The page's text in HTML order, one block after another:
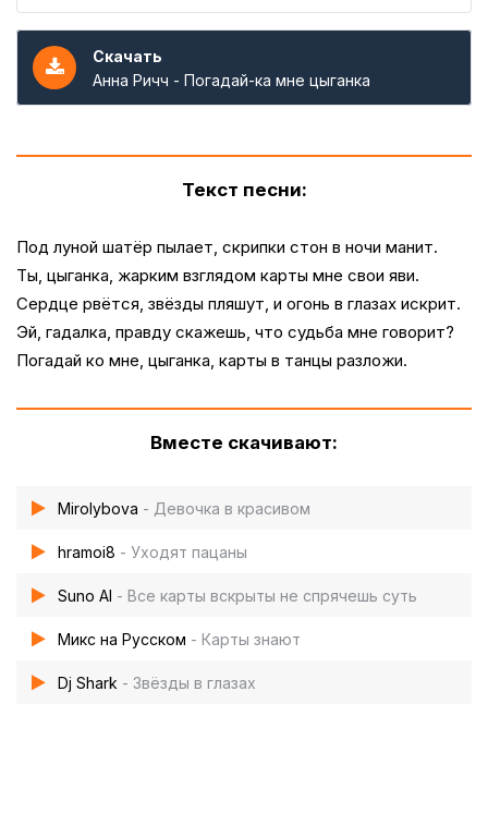
Скачать
Анна Ричч - Погадай-ка мне цыганка
Текст песни:
Под луной шатёр пылает, скрипки стон в ночи манит.
Ты, цыганка, жарким взглядом карты мне свои яви.
Сердце рвётся, звёзды пляшут, и огонь в глазах искрит.
Эй, гадалка, правду скажешь, что судьба мне говорит?
Погадай ко мне, цыганка, карты в танцы разложи.
Вместе скачивают:
Mirolybova - Девочка в красивом
hramoi8 - Уходят пацаны
Suno AI - Все карты вскрыты не спрячешь суть
Микс на Русском - Карты знают
Dj Shark - Звёзды в глазах